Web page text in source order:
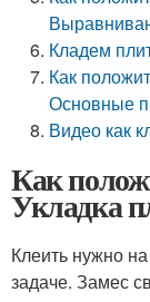
Кладем
Как
Основные
Видео как
Как
Укладка
Клеить нужно
задаче. Замес